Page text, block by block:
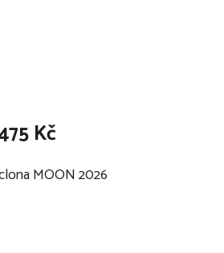
MOON 2026
Kč